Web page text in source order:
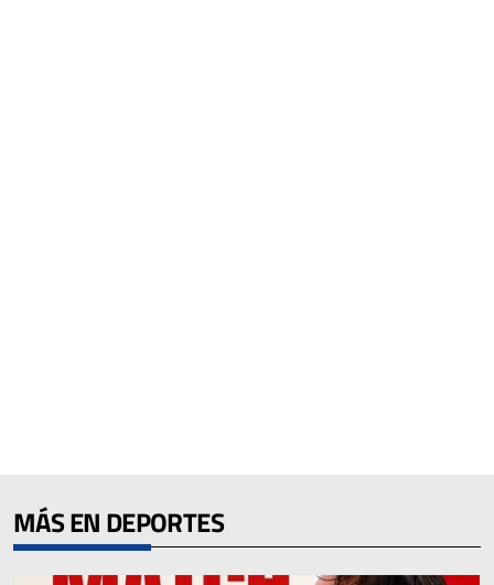
MÁS EN DEPORTES